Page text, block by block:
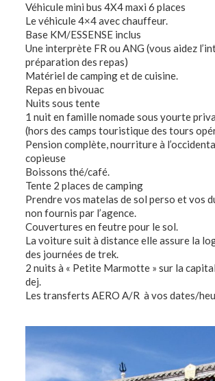
Véhicule mini bus 4X4 maxi 6 places
Le véhicule 4×4 avec chauffeur.
Base KM/ESSENSE inclus
Une interprète FR ou ANG (vous aidez
préparation des repas)
Matériel de camping et de cuisine.
Repas en bivouac
Nuits sous tente
1 nuit en famille nomade sous yourte
(hors des camps touristique des tours
Pension complète, nourriture à
copieuse
Boissons thé/café.
Tente 2 places de camping
Prendre vos matelas de sol perso et vos
non fournis par l’agence.
Couvertures en feutre pour le sol.
La voiture suit à distance elle assure la
des journées de trek.
2 nuits à « Petite Marmotte » sur la
dej.
Les transferts AERO A/R à vos dates/